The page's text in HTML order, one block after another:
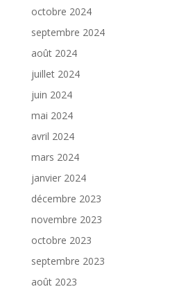
octobre 2024
septembre 2024
août 2024
juillet 2024
juin 2024
mai 2024
avril 2024
mars 2024
janvier 2024
décembre 2023
novembre 2023
octobre 2023
septembre 2023
août 2023